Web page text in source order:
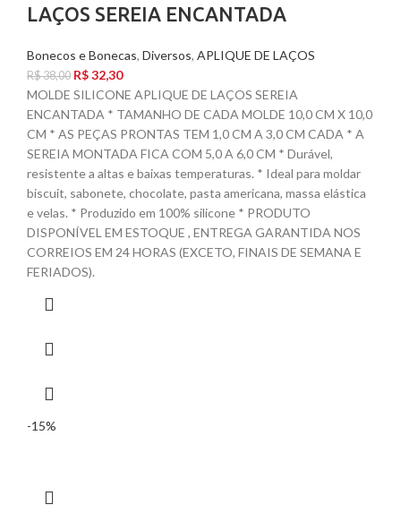
LAÇOS SEREIA ENCANTADA
Bonecos e Bonecas, Diversos, APLIQUE DE LAÇOS
R$38,00 R$32,30
MOLDE SILICONE APLIQUE DE LAÇOS SEREIA
ENCANTADA * TAMANHO DE CADA MOLDE 10,0 CM X 10,0
CM * AS PEÇAS PRONTAS TEM 1,0 CM A 3,0 CM CADA * A
SEREIA MONTADA FICA COM 5,0 A 6,0 CM * Durável,
resistente a altas e baixas temperaturas. * Ideal para moldar
biscuit, sabonete, chocolate, pasta americana, massa elástica
e velas. * Produzido em 100% silicone * PRODUTO
DISPONÍVEL EM ESTOQUE , ENTREGA GARANTIDA NOS
CORREIOS EM 24 HORAS (EXCETO, FINAIS DE SEMANA E
FERIADOS).
-15%